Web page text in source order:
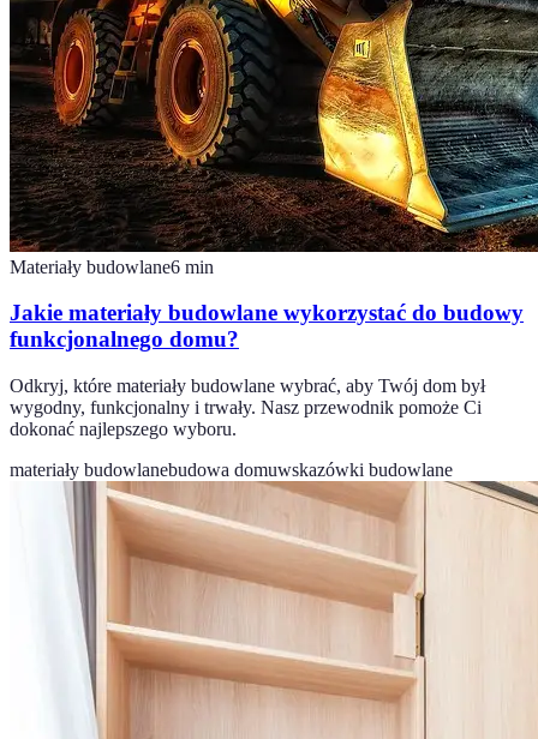
Materiały budowlane6 min
Jakie materiały budowlane wykorzystać do budowy
funkcjonalnego domu?
Odkryj, które materiały budowlane wybrać, aby Twój dom był
wygodny, funkcjonalny i trwały. Nasz przewodnik pomoże Ci
dokonać najlepszego wyboru.
materiały budowlanebudowa domuwskazówki budowlane